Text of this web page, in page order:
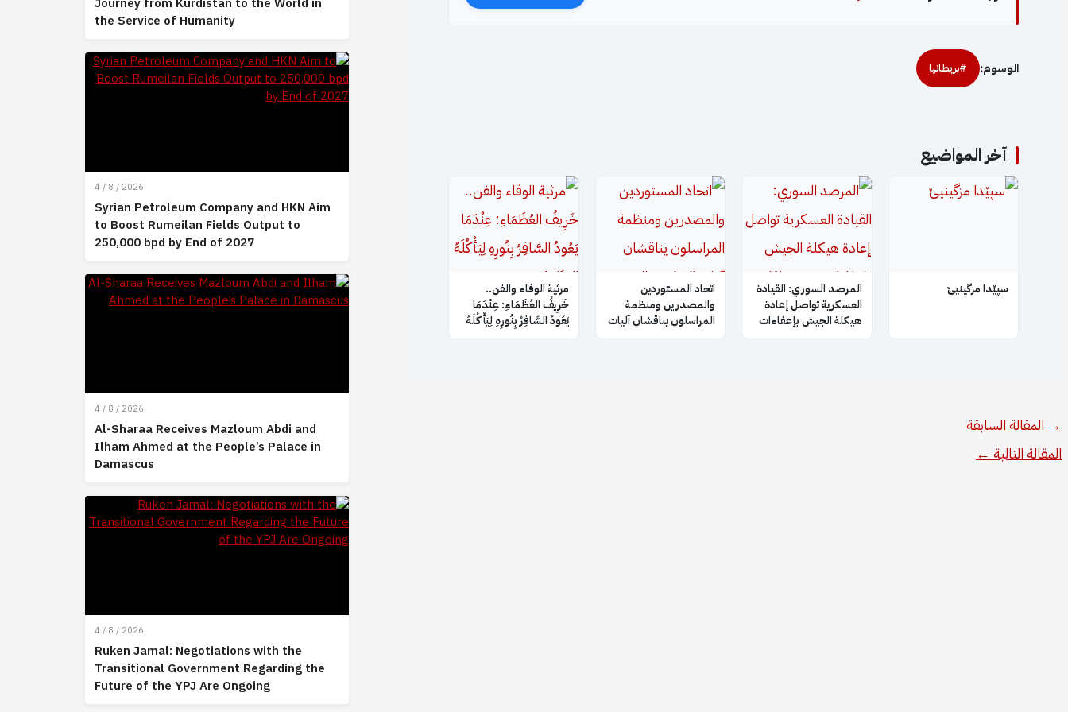
الوسوم: #بريطانيا
آخر المواضيع
سپێدا مزگینیێ
المرصد السوري: القيادة
العسكرية تواصل إعادة
هيكلة الجيش بإعفاءات
اتحاد المستوردين
والمصدرين ومنظمة
المراسلون يناقشان آليات
​مرثية الوفاء والفن..
خَرِيفُ العُظَمَاءِ: عِنْدَمَا
يَعُودُ السَّافِرُ بِنُورِهِ لِيَأْكُلَهُ
→ المقالة السابقة
المقالة التالية ←
the Service of Humanity
4 / 8 / 2026
Syrian Petroleum Company and HKN Aim
to Boost Rumeilan Fields Output to
250,000 bpd by End of 2027
4 / 8 / 2026
Al-Sharaa Receives Mazloum Abdi and
Ilham Ahmed at the People’s Palace in
Damascus
4 / 8 / 2026
Ruken Jamal: Negotiations with the
Transitional Government Regarding the
Future of the YPJ Are Ongoing